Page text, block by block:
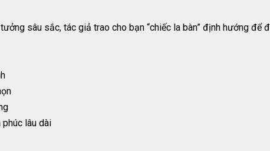
sâu sắc, tác giả trao cho bạn “chiếc la bàn” định hướng để
lâu dài